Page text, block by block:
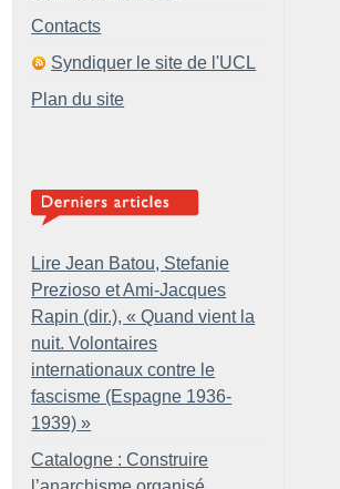
Contacts
Syndiquer le site de l'UCL
Plan du site
Lire Jean Batou, Stefanie
Prezioso et Ami-Jacques
Rapin (dir.), « Quand vient la
nuit. Volontaires
internationaux contre le
fascisme (Espagne 1936-
1939) »
Catalogne : Construire